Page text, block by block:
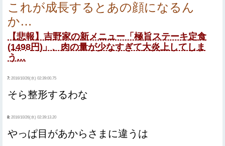
これが成長するとあの顔になるん
か…
【悲報】吉野家の新メニュー「極旨ステーキ定食
(1498円)」、肉の量が少なすぎて大炎上してしま
う…
7: 2016/10/26(水) 02:39:00.75
そら整形するわな
8: 2016/10/26(水) 02:39:13.20
やっぱ目があからさまに違うは